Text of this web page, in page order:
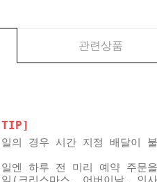
관련상품
의 경우 시간 지정 배달이
엔 하루 전 미리 예약 주문